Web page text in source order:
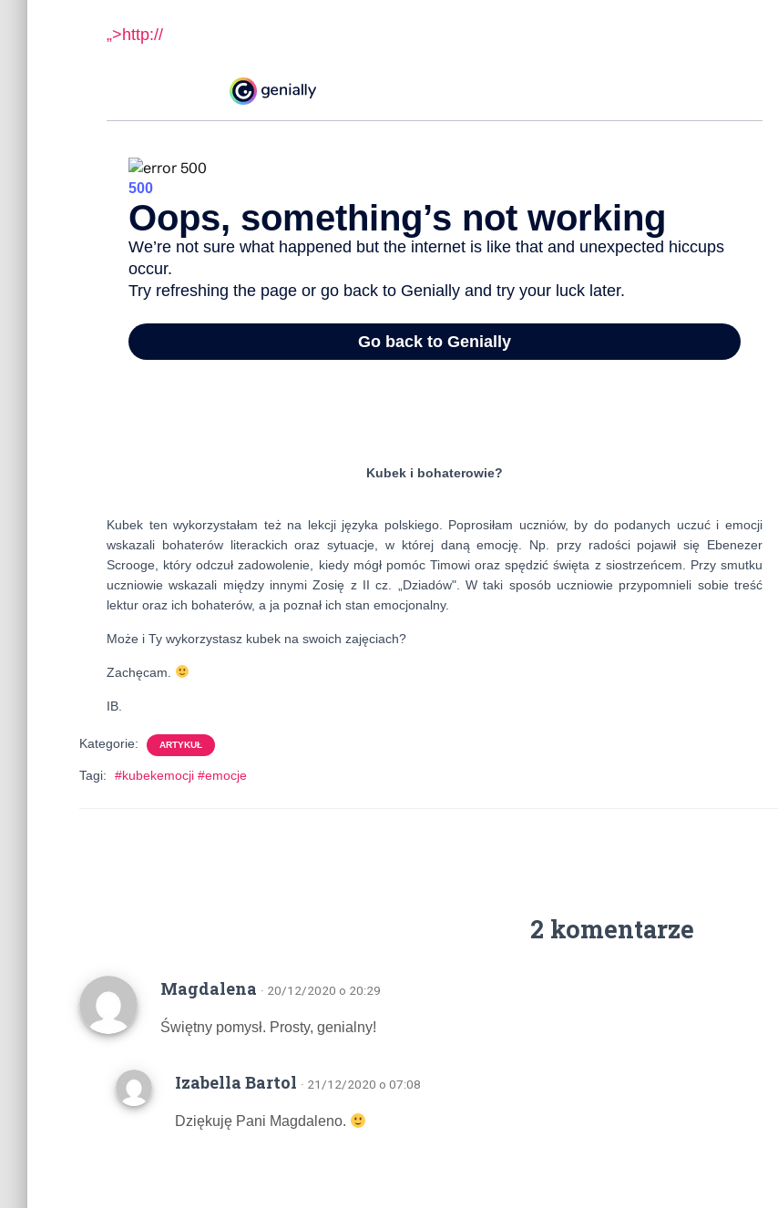
„>http://
Kubek i bohaterowie?
Kubek ten wykorzystałam też na lekcji języka polskiego. Poprosiłam uczniów, by do podanych uczuć i emocji
wskazali bohaterów literackich oraz sytuacje, w której daną emocję. Np. przy radości pojawił się Ebenezer
Scrooge, który odczuł zadowolenie, kiedy mógł pomóc Timowi oraz spędzić święta z siostrzeńcem. Przy smutku
uczniowie wskazali między innymi Zosię z II cz. „Dziadów". W taki sposób uczniowie przypomnieli sobie treść
lektur oraz ich bohaterów, a ja poznał ich stan emocjonalny.
Może i Ty wykorzystasz kubek na swoich zajęciach?
Zachęcam.
IB.
Kategorie: ARTYKUŁ
Tagi: #kubekemocji #emocje
2 komentarze
Magdalena · 20/12/2020 o 20:29
Świętny pomysł. Prosty, genialny!
Izabella Bartol · 21/12/2020 o 07:08
Dziękuję Pani Magdaleno.